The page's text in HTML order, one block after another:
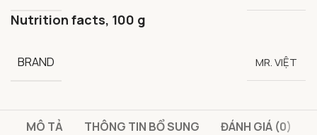
Nutrition facts, 100 g
BRAND MR. VIỆT
MÔ TẢ THÔNG TIN BỔ SUNG ĐÁNH GIÁ (0)